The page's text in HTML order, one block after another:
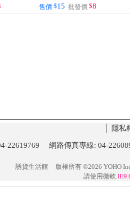
售價 $15 批發價 $8
隱私
22619769 網路傳真專線: 04-
誘貨生活館
版權所有 ©2026 YOHO
請使用微軟